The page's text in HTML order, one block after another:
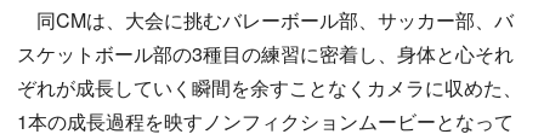
同CMは、大会に挑むバレーボール部、サッカー部、バ
スケットボール部の3種目の練習に密着し、身体と心それ
ぞれが成長していく瞬間を余すことなくカメラに収めた、
1本の成長過程を映すノンフィクションムービーとなって